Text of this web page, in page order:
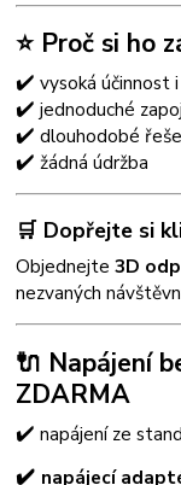
⭐ Proč si ho
✔️ vysoká účinnost
✔️ jednoduché
✔️dlouhodobé
✔️ žádná údržba
🛒 Dopřejte si
Objednejte3D
nezvaných
🔌 Napájení
ZDARMA
✔️napájení ze
✔️ napájecí